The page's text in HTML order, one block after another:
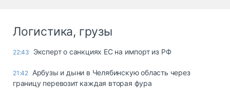
Логистика, грузы
22:43 Эксперт о санкциях ЕС на импорт из РФ
21:42 Арбузы и дыни в Челябинскую область через
границу перевозит каждая вторая фура